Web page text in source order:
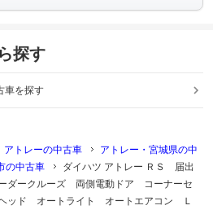
探す
車を探す
アトレーの中古車
アトレー・宮城県の中
の中古車
ダイハツ アトレー ＲＳ 届出
ダークルーズ 両側電動ドア コーナーセ
ッド オートライト オートエアコン Ｌ